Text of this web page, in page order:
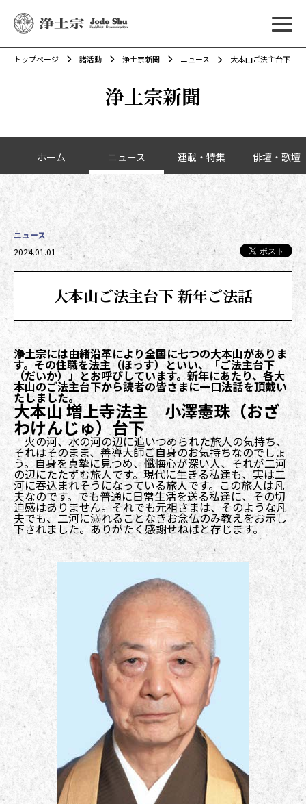
メ
浄土宗新聞
トップページ 諸活動 浄土宗新聞 ニュース 大本山ご法主台下 新
カテゴリーナビゲーション
ホーム ニュース 連載・特集 俳壇・歌壇
大本山ご法主台下 新年ご法話
ニュース
投稿日時
2024.01.01
浄土宗には由緒沿革により全国に七つの大本山がありま
す。その住職を法主（ほっす）といい、「ご法主台下
（だいか）」とお呼びしています。新年にあたり、各大
本山のご法主台下から読者の皆さまに一口法話を頂戴い
たしました。
大本山 増上寺法主 小澤憲珠（おざ
わけんじゅ）台下
火の河、水の河の辺に追いつめられた旅人の気持ち、
それはそのまま、善導大師ご自身のお気持ちなのでしょ
う。自身を真摯に見つめ、懺悔心が深い人、それが二河
の辺にたたずむ旅人です。現代に生きる私達も、実は二
河に吞込まれそうになっている旅人です。この旅人は凡
夫なのです。でも普通に日常生活を送る私達に、その切
迫感はありません。それでも元祖さまは、そのような凡
夫でも、二河に溺れることなきお念仏のみ教えをお示し
下されました。ありがたく感謝せねばと存じます。